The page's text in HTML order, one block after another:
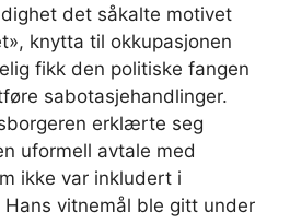
det såkalte motivet
knytta til okkupasjonen
fikk den politiske fangen
sabotasjehandlinger.
erklærte seg
uformell avtale med
ikke var inkludert i
vitnemål ble gitt under